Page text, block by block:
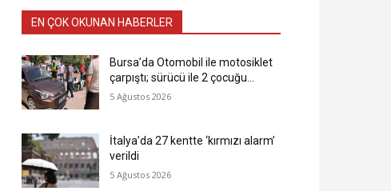
EN ÇOK OKUNAN HABERLER
Bursa’da Otomobil ile motosiklet
çarpıştı; sürücü ile 2 çocuğu…
5 Ağustos 2026
İtalya’da 27 kentte ‘kırmızı alarm’
verildi
5 Ağustos 2026